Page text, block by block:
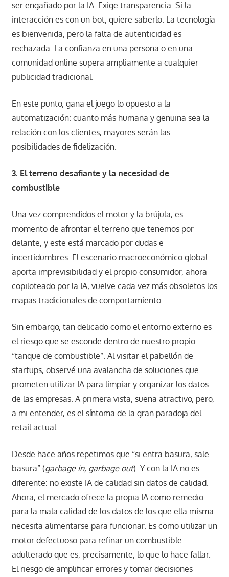
ser engañado por la IA. Exige transparencia. Si la
interacción es con un bot, quiere saberlo. La tecnología
es bienvenida, pero la falta de autenticidad es
rechazada. La confianza en una persona o en una
comunidad online supera ampliamente a cualquier
publicidad tradicional.
En este punto, gana el juego lo opuesto a la
automatización: cuanto más humana y genuina sea la
relación con los clientes, mayores serán las
posibilidades de fidelización.
3. El terreno desafiante y la necesidad de
combustible
Una vez comprendidos el motor y la brújula, es
momento de afrontar el terreno que tenemos por
delante, y este está marcado por dudas e
incertidumbres. El escenario macroeconómico global
aporta imprevisibilidad y el propio consumidor, ahora
copiloteado por la IA, vuelve cada vez más obsoletos los
mapas tradicionales de comportamiento.
Sin embargo, tan delicado como el entorno externo es
el riesgo que se esconde dentro de nuestro propio
“tanque de combustible”. Al visitar el pabellón de
startups, observé una avalancha de soluciones que
prometen utilizar IA para limpiar y organizar los datos
de las empresas. A primera vista, suena atractivo, pero,
a mi entender, es el síntoma de la gran paradoja del
retail actual.
Desde hace años repetimos que “si entra basura, sale
basura” (garbage in, garbage out). Y con la IA no es
diferente: no existe IA de calidad sin datos de calidad.
Ahora, el mercado ofrece la propia IA como remedio
para la mala calidad de los datos de los que ella misma
necesita alimentarse para funcionar. Es como utilizar un
motor defectuoso para refinar un combustible
adulterado que es, precisamente, lo que lo hace fallar.
El riesgo de amplificar errores y tomar decisiones